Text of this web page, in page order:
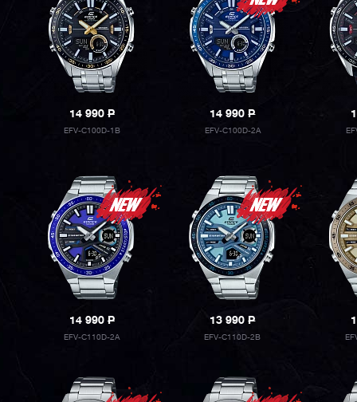
14 990P
EFV-C100D-1B
14 990P
EFV-C100D-2A
14 990P
EFV-C110D-2A
13 990P
EFV-C110D-2B